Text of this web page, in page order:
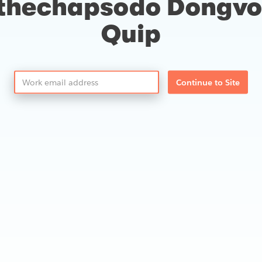
Quip
Continue to Site